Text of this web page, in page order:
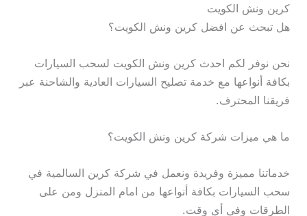
كرين ونش الكويت
هل تبحث عن افضل كرين ونش الكويت؟
نحن نوفر لكم احدث كرين ونش الكويت لسحب السيارات
بكافة أنواعها مع خدمة تصليح السيارات العادية والشاحنة عبر
فريقنا المحترف.
ما هي ميزات شركة كرين ونش الكويت؟
خدماتنا مميزة وفريدة ونعمل في شركة كرين السالمية في
سحب السيارات بكافة أنواعها من امام المنزل ومن على
الطرقات وفي أي وقت.